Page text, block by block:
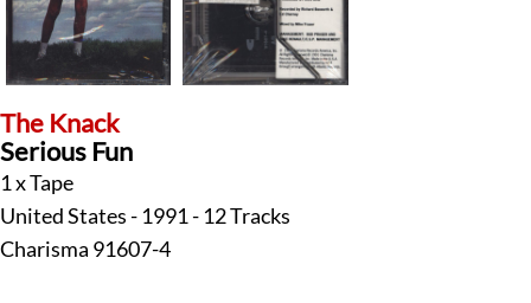
The Knack
Serious Fun
1 x Tape
United States - 1991 - 12 Tracks
Charisma 91607-4